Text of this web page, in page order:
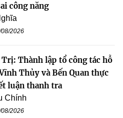
công năng
2026
Trị: Thành lập tổ công tác hỗ
Thủy và Bến Quan thực
luận thanh tra
Chính
2026